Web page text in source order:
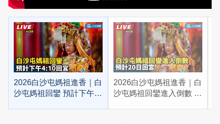
2026白沙屯媽祖進香｜白
沙屯媽祖回鑾 預計下午
2026白沙屯媽祖進香｜白
沙屯媽祖回鑾進入倒數 預